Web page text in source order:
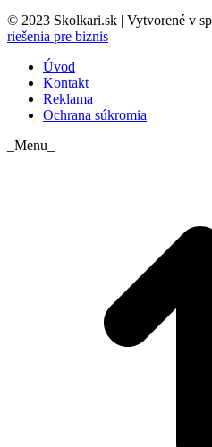
© 2023 Skolkari.sk | Vytvorené v
riešenia pre biznis
Úvod
Kontakt
Reklama
Ochrana súkromia
_Menu_